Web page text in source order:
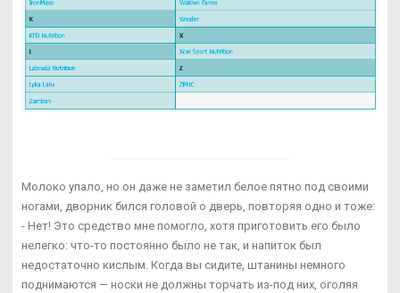
Молоко упало, но он даже не заметил белое пятно под своими
ногами, дворник бился головой о дверь, повторяя одно и тоже:
- Нет! Это средство мне помогло, хотя приготовить его было
нелегко: что-то постоянно было не так, и напиток был
недостаточно кислым. Когда вы сидите, штанины немного
поднимаются — носки не должны торчать из-под них, оголяя